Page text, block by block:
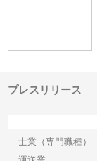
プレスリリース
士業（専門職種）